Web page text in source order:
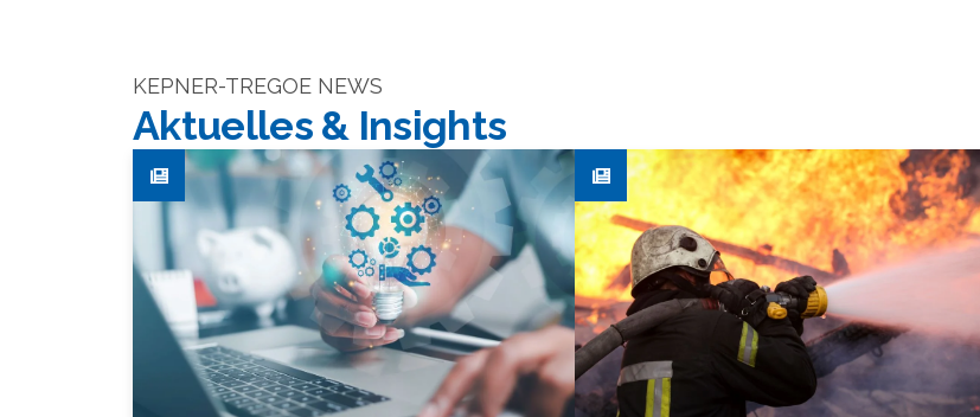
KEPNER-TREGOE NEWS
Aktuelles & Insights